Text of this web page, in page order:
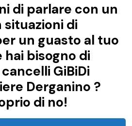
di parlare con un
di
un guasto al tuo
hai bisogno di
GiBiDi
Derganino ?
di no!